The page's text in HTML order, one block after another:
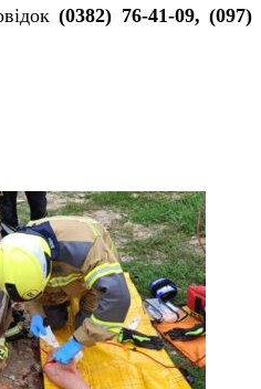
(0382) 76-41-09, (097)